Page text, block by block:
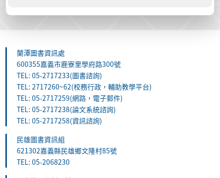
蘭潭圖書資訊處
600355嘉義市鹿寮里學府路300號
TEL: 05-2717233(圖書諮詢)
TEL: 2717260~62(校務行政，輔助教學平台)
TEL: 05-2717259(網路，電子郵件)
TEL: 05-2717238(論文系統諮詢)
TEL: 05-2717258(資訊諮詢)
民雄圖書資訊組
621302嘉義縣民雄鄉文隆村85號
TEL: 05-2068230